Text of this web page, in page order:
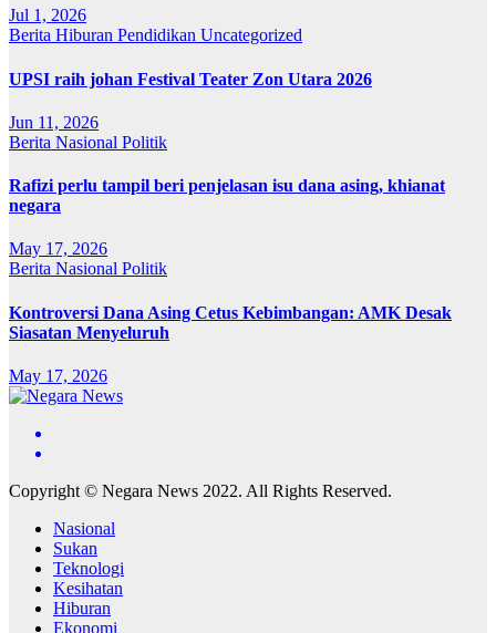
Jul 1, 2026
Berita Hiburan Pendidikan Uncategorized
UPSI raih johan Festival Teater Zon Utara 2026
Jun 11, 2026
Berita Nasional Politik
Rafizi perlu tampil beri penjelasan isu dana asing, khianat
negara
May 17, 2026
Berita Nasional Politik
Kontroversi Dana Asing Cetus Kebimbangan: AMK Desak
Siasatan Menyeluruh
May 17, 2026
Copyright © Negara News 2022. All Rights Reserved.
Nasional
Sukan
Teknologi
Kesihatan
Hiburan
Ekonomi